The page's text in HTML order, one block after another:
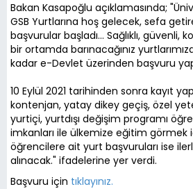
Bakan Kasapoğlu açıklamasında;
GSB Yurtlarına hoş gelecek, sefa
başvurular başladı… Sağlıklı, güvenli,
bir ortamda barınacağınız
kadar e-Devlet üzerinden başvuru
10 Eylül 2021 tarihinden sonra kayıt
kontenjan, yatay dikey geçiş, özel
yurtiçi, yurtdışı değişim programı
imkanları ile ülkemize eğitim görmek
öğrencilere ait yurt başvuruları ise
alınacak." ifadelerine yer verdi.
Başvuru için tıklayınız.